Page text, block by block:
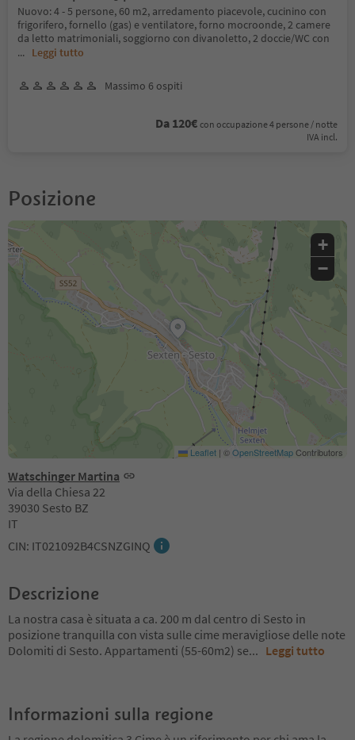
Nuovo: 4 - 5 persone, 60 m2, arredamento piacevole, cucinino con
frigorifero, fornello (gas) e ventilatore, forno mocroonde, 2 camere
da letto matrimoniali, soggiorno con divanoletto, 2 doccie/WC con
... Leggi tutto
Massimo 6 ospiti
Da 120€ con occupazione 4 persone / notte
IVA incl.
Posizione
Watschinger Martina
Via della Chiesa 22
39030 Sesto BZ
IT
CIN: IT021092B4CSNZGINQ
+
−
Leaflet | ©OpenStreetMapContributors
Descrizione
La nostra casa è situata a ca. 200 m dal centro di Sesto in
posizione tranquilla con vista sulle cime meravigliose delle note
Dolomiti di Sesto. Appartamenti (55-60m2) se... Leggi tutto
Informazioni sulla regione